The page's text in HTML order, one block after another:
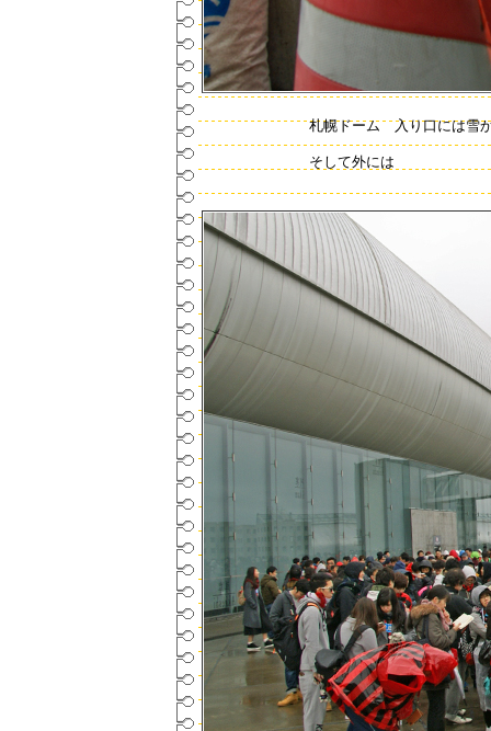
札幌ドーム 入り口には雪
そして外には